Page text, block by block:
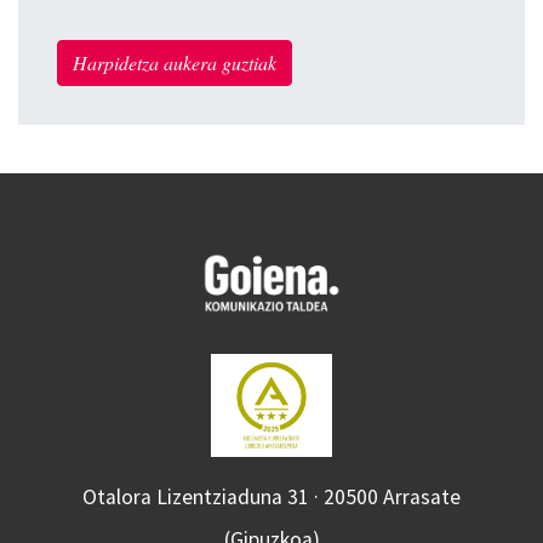
Harpidetza aukera guztiak
Otalora Lizentziaduna 31 · 20500 Arrasate